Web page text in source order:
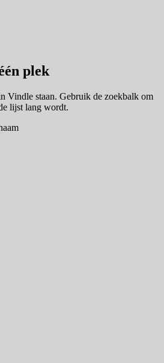
plek
Vindle staan. Gebruik de zoekbalk om
lijst lang wordt.